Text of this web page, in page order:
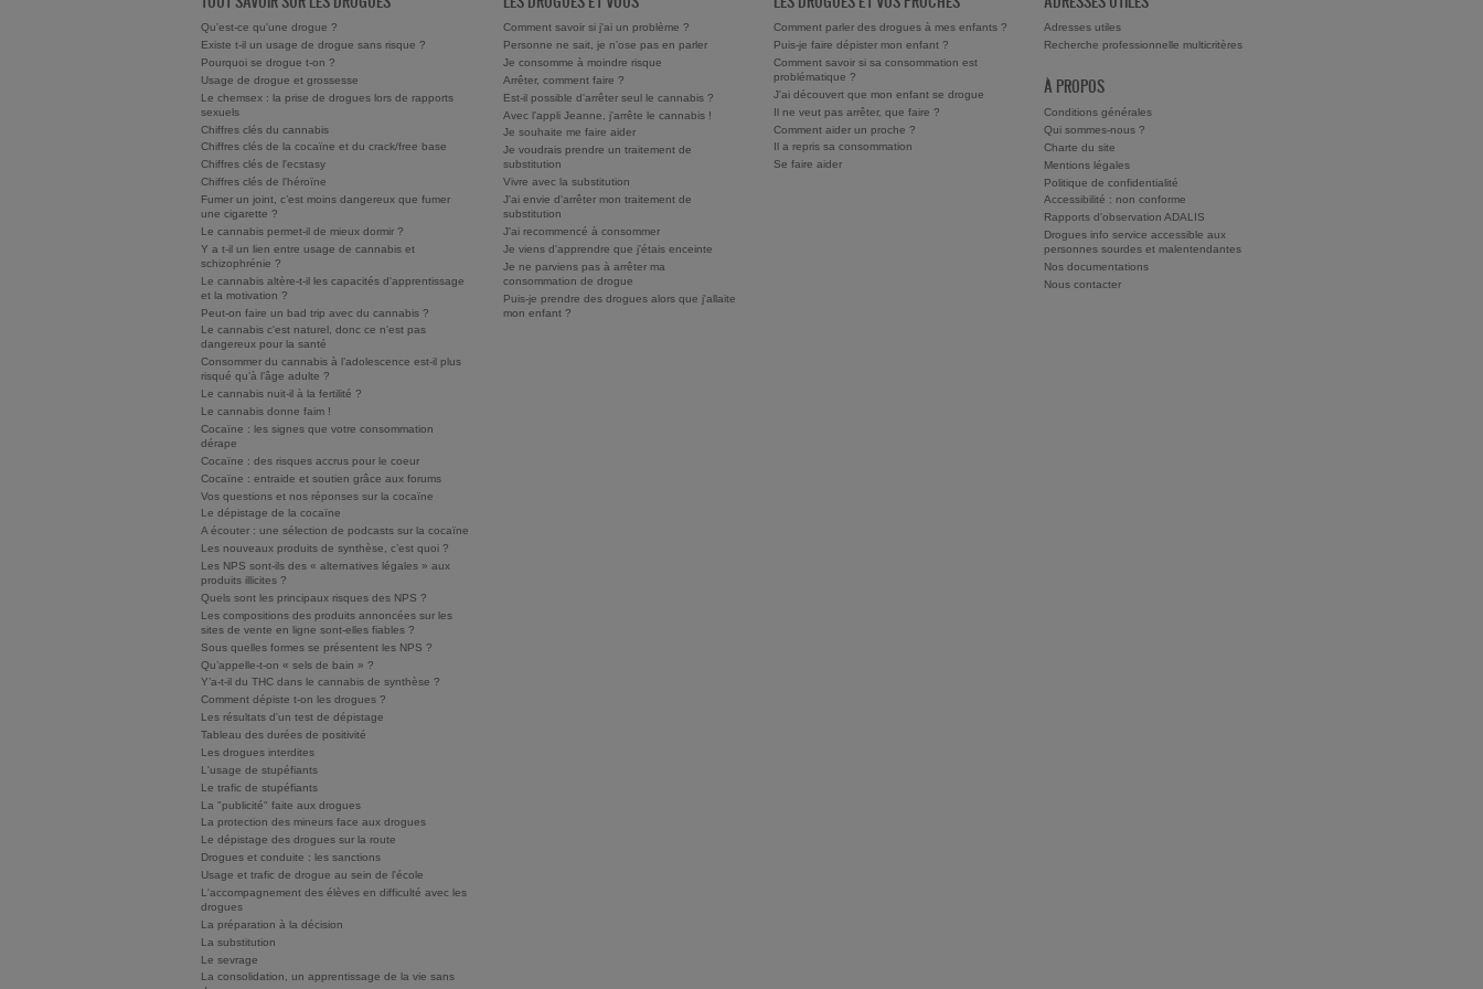
Qu'est-ce qu'une drogue ?
Existe t-il un usage de drogue sans risque ?
Pourquoi se drogue t-on ?
Usage de drogue et grossesse
Le chemsex : la prise de drogues lors de rapports
sexuels
Chiffres clés du cannabis
Chiffres clés de la cocaïne et du crack/free base
Chiffres clés de l'ecstasy
Chiffres clés de l'héroïne
Fumer un joint, c’est moins dangereux que fumer
une cigarette ?
Le cannabis permet-il de mieux dormir ?
Y a t-il un lien entre usage de cannabis et
schizophrénie ?
Le cannabis altère-t-il les capacités d'apprentissage
et la motivation ?
Peut-on faire un bad trip avec du cannabis ?
Le cannabis c'est naturel, donc ce n'est pas
dangereux pour la santé
Consommer du cannabis à l’adolescence est-il plus
risqué qu’à l’âge adulte ?
Le cannabis nuit-il à la fertilité ?
Le cannabis donne faim !
Cocaïne : les signes que votre consommation
dérape
Cocaïne : des risques accrus pour le coeur
Cocaïne : entraide et soutien grâce aux forums
Vos questions et nos réponses sur la cocaïne
Le dépistage de la cocaïne
A écouter : une sélection de podcasts sur la cocaïne
Les nouveaux produits de synthèse, c’est quoi ?
Les NPS sont-ils des « alternatives légales » aux
produits illicites ?
Quels sont les principaux risques des NPS ?
Les compositions des produits annoncées sur les
sites de vente en ligne sont-elles fiables ?
Sous quelles formes se présentent les NPS ?
Qu’appelle-t-on « sels de bain » ?
Y’a-t-il du THC dans le cannabis de synthèse ?
Comment dépiste t-on les drogues ?
Les résultats d'un test de dépistage
Tableau des durées de positivité
Les drogues interdites
L'usage de stupéfiants
Le trafic de stupéfiants
La "publicité" faite aux drogues
La protection des mineurs face aux drogues
Le dépistage des drogues sur la route
Drogues et conduite : les sanctions
Usage et trafic de drogue au sein de l'école
L'accompagnement des élèves en difficulté avec les
drogues
La préparation à la décision
La substitution
Le sevrage
La consolidation, un apprentissage de la vie sans
Comment savoir si j'ai un problème ?
Personne ne sait, je n'ose pas en parler
Je consomme à moindre risque
Arrêter, comment faire ?
Est-il possible d'arrêter seul le cannabis ?
Avec l'appli Jeanne, j'arrête le cannabis !
Je souhaite me faire aider
Je voudrais prendre un traitement de
substitution
Vivre avec la substitution
J'ai envie d'arrêter mon traitement de
substitution
J'ai recommencé à consommer
Je viens d'apprendre que j'étais enceinte
Je ne parviens pas à arrêter ma
consommation de drogue
Puis-je prendre des drogues alors que j'allaite
mon enfant ?
Comment parler des drogues à mes enfants ?
Puis-je faire dépister mon enfant ?
Comment savoir si sa consommation est
problématique ?
J'ai découvert que mon enfant se drogue
Il ne veut pas arrêter, que faire ?
Comment aider un proche ?
Il a repris sa consommation
Se faire aider
Adresses utiles
Recherche professionnelle multicritères
À PROPOS
Conditions générales
Qui sommes-nous ?
Charte du site
Mentions légales
Politique de confidentialité
Accessibilité : non conforme
Rapports d'observation ADALIS
Drogues info service accessible aux
personnes sourdes et malentendantes
Nos documentations
Nous contacter